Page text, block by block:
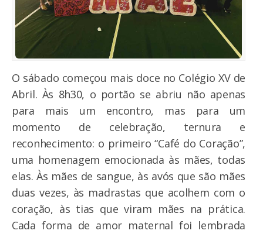
O sábado começou mais doce no Colégio XV de
Abril. Às 8h30, o portão se abriu não apenas
para mais um encontro, mas para um
momento de celebração, ternura e
reconhecimento: o primeiro “Café do Coração”,
uma homenagem emocionada às mães, todas
elas. Às mães de sangue, às avós que são mães
duas vezes, às madrastas que acolhem com o
coração, às tias que viram mães na prática.
Cada forma de amor maternal foi lembrada